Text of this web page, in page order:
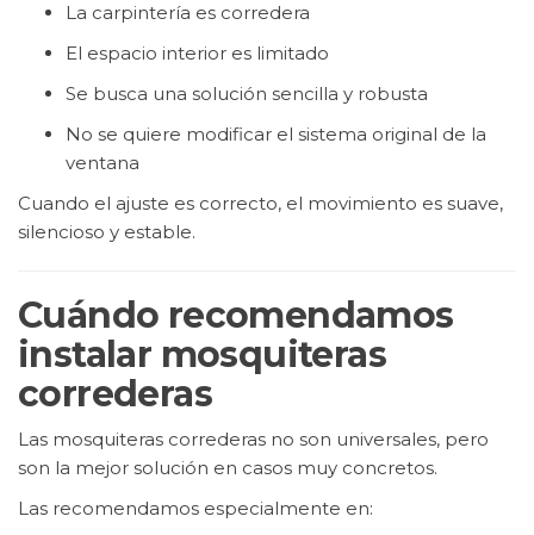
La carpintería es corredera
El espacio interior es limitado
Se busca una solución sencilla y robusta
No se quiere modificar el sistema original de la
ventana
Cuando el ajuste es correcto, el movimiento es suave,
silencioso y estable.
Cuándo recomendamos
instalar mosquiteras
correderas
Las mosquiteras correderas no son universales, pero
son la mejor solución en casos muy concretos.
Las recomendamos especialmente en: